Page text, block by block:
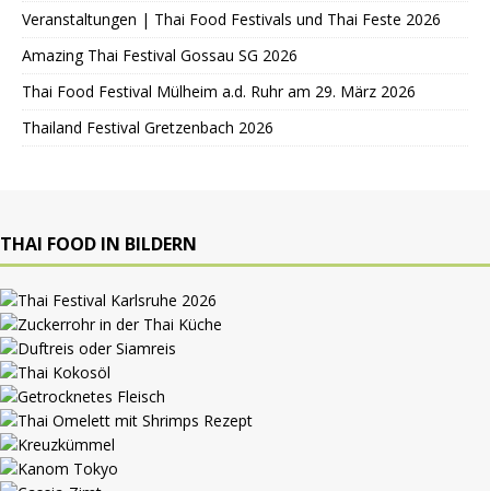
Veranstaltungen | Thai Food Festivals und Thai Feste 2026
Amazing Thai Festival Gossau SG 2026
Thai Food Festival Mülheim a.d. Ruhr am 29. März 2026
Thailand Festival Gretzenbach 2026
THAI FOOD IN BILDERN